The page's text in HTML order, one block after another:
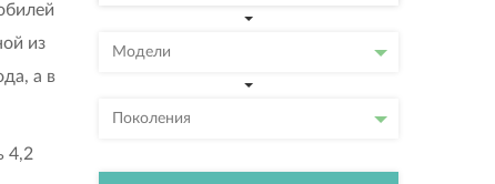
из
а в
4,2
Модели
Поколения